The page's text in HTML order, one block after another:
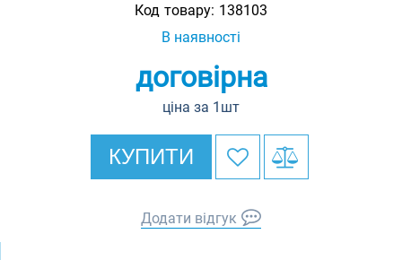
Код товару: 138103
В наявності
договірна
ціна за 1шт
КУПИТИ
Додати відгук